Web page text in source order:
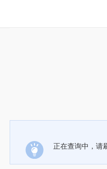
正在查询中，请